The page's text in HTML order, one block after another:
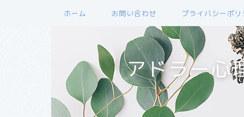
ホーム お問い合わせ プライバシーポリ
アドラー心